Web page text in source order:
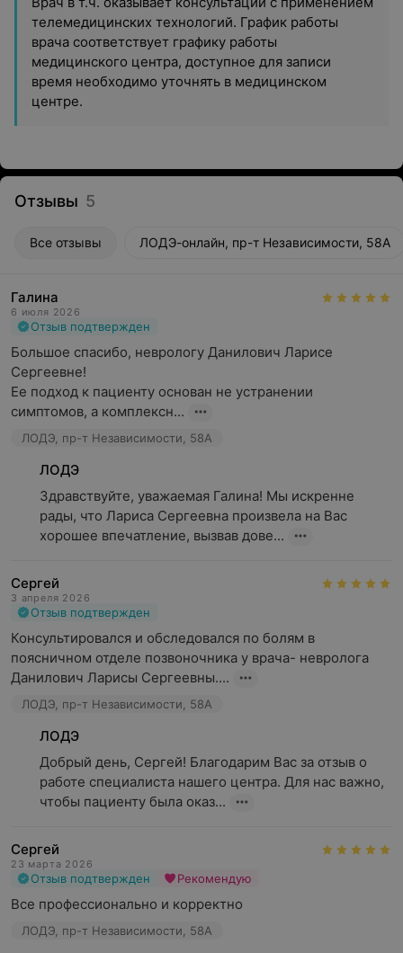
телемедицинских технологий. График работы
врача соответствует графику работы
медицинского центра, доступное для записи
время необходимо уточнять в медицинском
центре.
Отзывы 5
Все отзывы ЛОДЭ-онлайн, пр-т Независимости, 58А
Галина
6 июля 2026
Отзыв подтвержден
Большое спасибо, неврологу Данилович Ларисе
Сергеевне!
Ее подход к пациенту основан не устранении
симптомов, а комплексн...
ЛОДЭ, пр-т Независимости, 58А
ЛОДЭ
Здравствуйте, уважаемая Галина! Мы искренне
рады, что Лариса Сергеевна произвела на Вас
хорошее впечатление, вызвав дове...
Сергей
3 апреля 2026
Отзыв подтвержден
Консультировался и обследовался по болям в
поясничном отделе позвоночника у врача- невролога
Данилович Ларисы Сергеевны....
ЛОДЭ, пр-т Независимости, 58А
ЛОДЭ
Добрый день, Сергей! Благодарим Вас за отзыв о
работе специалиста нашего центра. Для нас важно,
чтобы пациенту была оказ...
Сергей
23 марта 2026
Отзыв подтвержден Рекомендую
Все профессионально и корректно
ЛОДЭ, пр-т Независимости, 58А